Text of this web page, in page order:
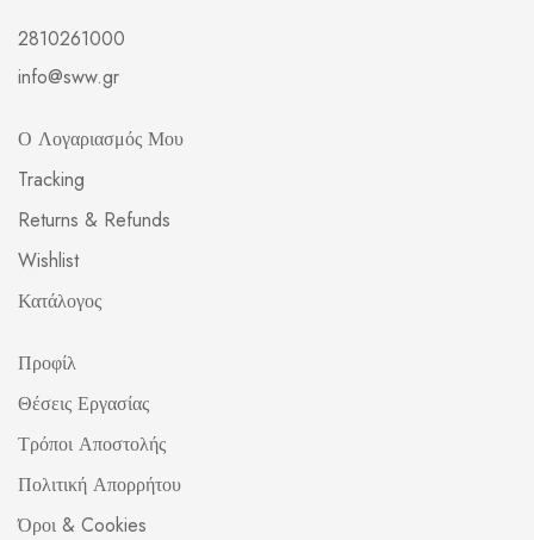
2810261000
info@sww.gr
Ο Λογαριασμός Μου
Tracking
Returns & Refunds
Wishlist
Κατάλογος
Προφίλ
Θέσεις Εργασίας
Τρόποι Αποστολής
Πολιτική Απορρήτου
Όροι & Cookies